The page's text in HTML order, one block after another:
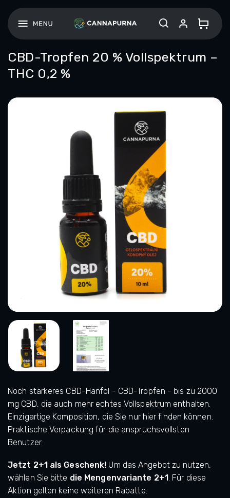
Inhalt
springen
CBD-Tropfen 20 % Vollspektrum –
THC 0,2 %
Noch stärkeres CBD-Hanföl - CBD-Tropfen - bis zu 2000
mg CBD, die auch mehr echtes Vollspektrum enthalten.
Einzigartige Komposition, die Sie nur hier finden können.
Praktische Verpackung für die anspruchsvollsten
Benutzer.
Jetzt 2+1 als Geschenk! Um das Angebot zu nutzen,
wählen Sie bitte die Mengenvariante 2+1. Für diese
Aktion gelten keine weiteren Rabatte.